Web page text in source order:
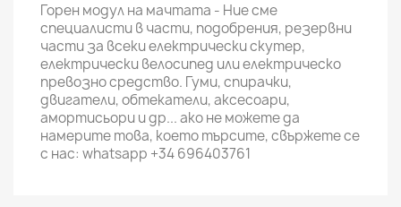
Горен модул на мачтата - Ние сме
специалисти в части, подобрения, резервни
части за всеки електрически скутер,
електрически велосипед или електрическо
превозно средство. Гуми, спирачки,
двигатели, обтекатели, аксесоари,
амортисьори и др... ако не можете да
намерите това, което търсите, свържете се
с нас: whatsapp +34 696403761